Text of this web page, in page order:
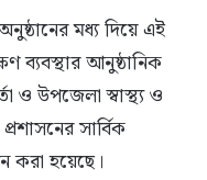
মধ্য দিয়ে এই
ব্যবস্থার আনুষ্ঠানিক
ও উপজেলা স্বাস্থ্য ও
সার্বিক
করা হয়েছে।